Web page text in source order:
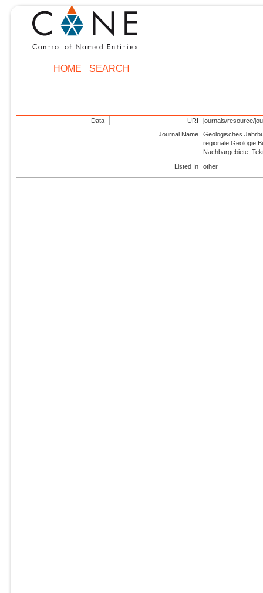
HOME SEARCH
Data URI
journals/resource/
Journal Name
Geologisches
regionale Geologie
Nachbargebiete,
Listed In other